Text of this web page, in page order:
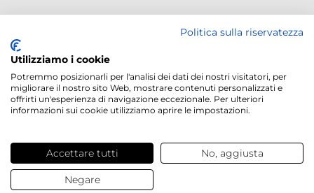
Politica sulla riservatezza
Utilizziamo i cookie
Potremmo posizionarli per l'analisi dei dati dei nostri visitatori, per
migliorare il nostro sito Web, mostrare contenuti personalizzati e
offrirti un'esperienza di navigazione eccezionale. Per ulteriori
informazioni sui cookie utilizziamo aprire le impostazioni.
Accettare tutti No, aggiusta
Negare